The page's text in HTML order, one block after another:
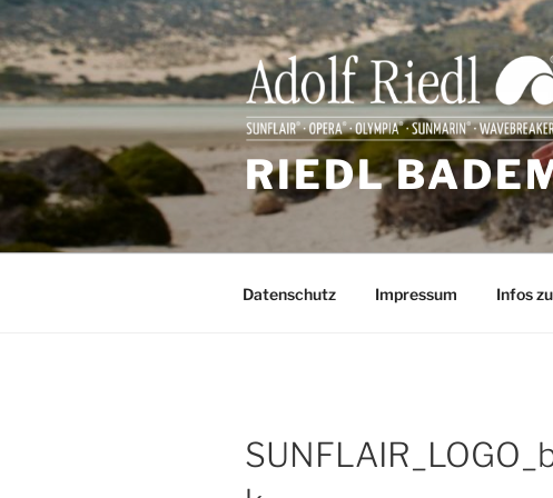
Zum
Inhalt
springen
RIEDL
Datenschutz Impressum Infos